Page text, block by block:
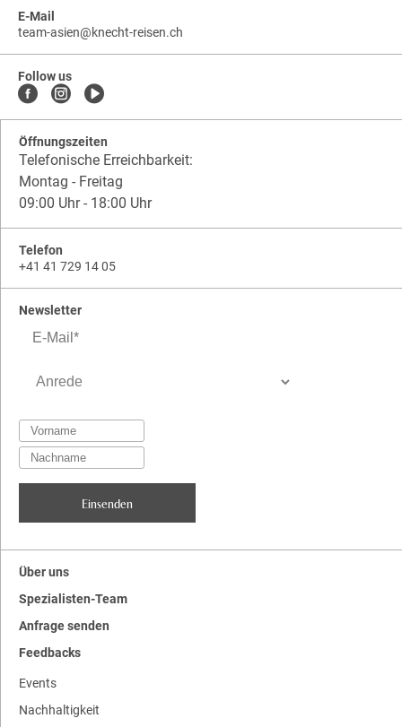
E-Mail
team-asien@knecht-reisen.ch
Follow us
Öffnungszeiten
Telefonische Erreichbarkeit:
Montag - Freitag
09:00 Uhr - 18:00 Uhr
Telefon
+41 41 729 14 05
Newsletter
Über uns
Spezialisten-Team
Anfrage senden
Feedbacks
Events
Nachhaltigkeit